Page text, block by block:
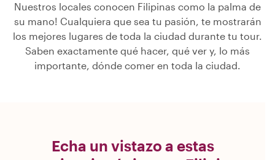
Nuestros locales conocen Filipinas como la palma de
su mano! Cualquiera que sea tu pasión, te mostrarán
los mejores lugares de toda la ciudad durante tu tour.
Saben exactamente qué hacer, qué ver y, lo más
importante, dónde comer en toda la ciudad.
Echa un vistazo a estas